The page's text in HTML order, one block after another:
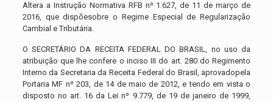
Altera a Instrução Normativa RFB nº 1.627, de 11 de março de
2016, que dispõesobre o Regime Especial de Regularização
Cambial e Tributária.
O SECRETÁRIO DA RECEITA FEDERAL DO BRASIL, no uso da
atribuição que lhe confere o inciso III do art. 280 do Regimento
Interno da Secretaria da Receita Federal do Brasil, aprovadopela
Portaria MF nº 203, de 14 de maio de 2012, e tendo em vista o
disposto no art. 16 da Lei nº 9.779, de 19 de janeiro de 1999,